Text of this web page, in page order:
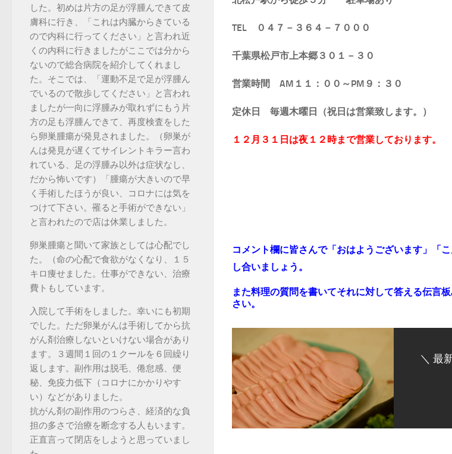
TEL ０４７－３６４－７０００
千葉県松戸市上本郷３０１－３０
営業時間 AM１１：００～PM９
定休日 毎週木曜日（祝日は営業致し
１２月３１日は夜１２時まで営業しております。
コメント欄に皆さんで「おはよ うございます」「
し合いましょう。
また料理の質問を書いてそれに対して答える伝言
さい。
＼ 最
した。初めは片方の足が浮腫んできて皮
膚科に行き、「これは内臓からきている
ので内科に行ってください」と言われ近
くの内科に行きましたがここでは分から
ないので総合病院を紹介してくれまし
た。そこでは、「運動不足で足が浮腫ん
でいるので散歩してください」と言われ
ましたが一向に浮腫みが取れずにもう片
方の足も浮腫んできて、再度検査をした
ら卵巣腫瘍が発見されました。（卵巣が
んは発見が遅くてサイレントキラー言わ
れている、足の浮腫み以外は症状なし、
だから怖いです）「腫瘍が大きいので早
く手術したほうが良い、コロナには気を
つけて下さい。罹ると手術ができない」
と言われたので店は休業しました。
卵巣腫瘍と聞いて家族としては心配でし
た。（命の心配で食欲がなくなり、１５
キロ痩せました。仕事ができない、治療
費トもしています。
入院して手術をしました。幸いにも初期
でした。ただ卵巣がんは手術してから抗
がん剤治療しないといけない場合があり
ます。３週間１回の１クールを６回繰り
返します。副作用は脱毛、倦怠感、便
秘、免疫力低下（コロナにかかりやす
い）などがありました。
抗がん剤の副作用のつらさ、経済的な負
担の多さで治療を断念する人もいます。
正直言って閉店をしようと思っていまし